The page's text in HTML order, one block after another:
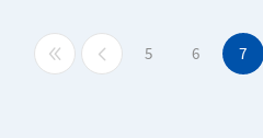
5 6 7